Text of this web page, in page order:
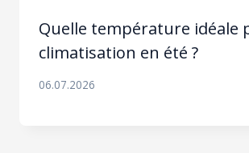
Quelle température idéale
climatisation en été ?
06.07.2026